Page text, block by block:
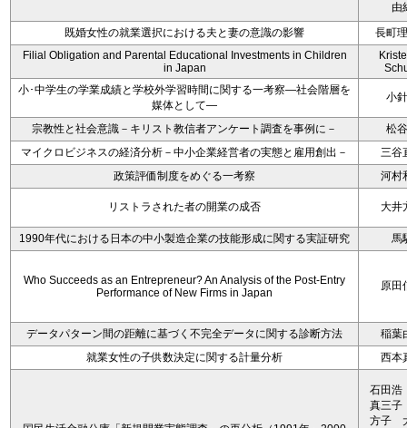
由
既婚女性の就業選択における夫と妻の意識の影響
長町
Filial Obligation and Parental Educational Investments in Children
in Japan
小･中学生の学業成績と学校外学習時間に関する一考察―社会階層を
媒体として―
小
宗教性と社会意識－キリスト教信者アンケート調査を事例に－
松
マイクロビジネスの経済分析－中小企業経営者の実態と雇用創出－
三谷
政策評価制度をめぐる一考察
河村
リストラされた者の開業の成否 大井
1990年代における日本の中小製造企業の技能形成に関する実証研究 馬
Who Succeeds as an Entrepreneur? An Analysis of the Post-Entry
Performance of New Firms in Japan
原田
データパターン間の距離に基づく不完全データに関する診断方法
稲葉
就業女性の子供数決定に関する計量分析
西本
石田
真三
方子